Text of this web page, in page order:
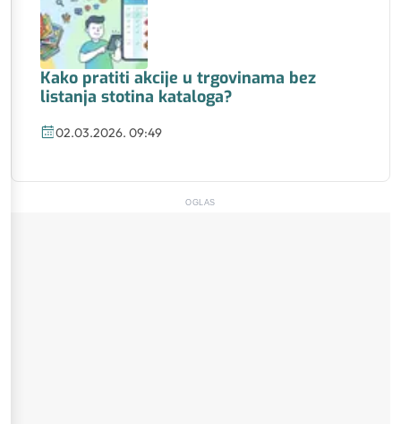
Kako pratiti akcije u trgovinama bez
listanja stotina kataloga?
02.03.2026. 09:49
OGLAS